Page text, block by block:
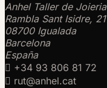
Anhel Taller de Joieria
Rambla Sant Isidre, 21
08700 Igualada
Barcelona
España
 +34 93 806 81 72
 rut@anhel.cat